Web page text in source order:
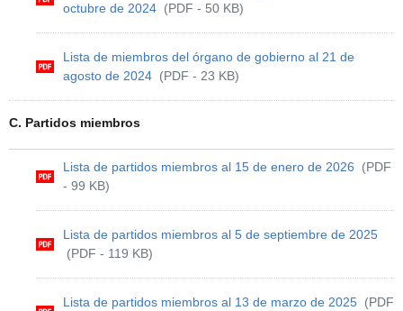
octubre de 2024 (PDF - 50 KB)
Lista de miembros del órgano de gobierno al 21 de
agosto de 2024 (PDF - 23 KB)
C. Partidos miembros
Lista de partidos miembros al 15 de enero de 2026
(PDF
- 99 KB)
Lista de partidos miembros al 5 de septiembre de 2025
(PDF - 119 KB)
Lista de partidos miembros al 13 de marzo de 2025 (PDF